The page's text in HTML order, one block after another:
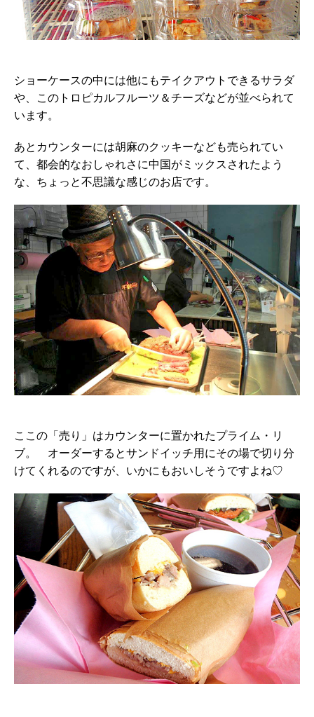
ショーケースの中には他にもテイクアウトできるサラダ
や、このトロピカルフルーツ＆チーズなどが並べられて
います。
あとカウンターには胡麻のクッキーなども売られてい
て、都会的なおしゃれさに中国がミックスされたよう
な、ちょっと不思議な感じのお店です。
ここの「売り」はカウンターに置かれたプライム・リ
ブ。 オーダーするとサンドイッチ用にその場で切り分
けてくれるのですが、いかにもおいしそうですよね♡